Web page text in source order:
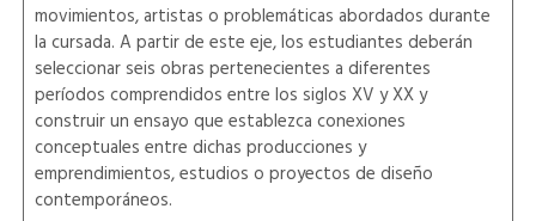
movimientos, artistas o problemáticas abordados durante
la cursada. A partir de este eje, los estudiantes deberán
seleccionar seis obras pertenecientes a diferentes
períodos comprendidos entre los siglos XV y XX y
construir un ensayo que establezca conexiones
conceptuales entre dichas producciones y
emprendimientos, estudios o proyectos de diseño
contemporáneos.